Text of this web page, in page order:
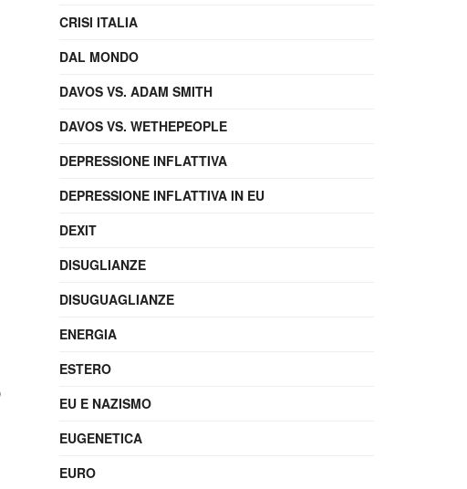
CRISI ITALIA
DAL MONDO
DAVOS VS. ADAM SMITH
DAVOS VS. WETHEPEOPLE
DEPRESSIONE INFLATTIVA
DEPRESSIONE INFLATTIVA IN EU
DEXIT
DISUGLIANZE
DISUGUAGLIANZE
ENERGIA
ESTERO
EU E NAZISMO
EUGENETICA
EURO